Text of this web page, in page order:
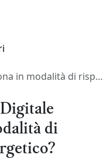
di risparmio energetico?
di